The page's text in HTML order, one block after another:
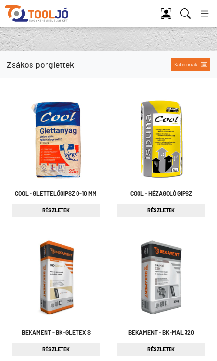
Tool Jó
Zsákos porglettek Kategóriák
COOL - GLETTELŐGIPSZ 0-10 MM
RÉSZLETEK
COOL - HÉZAGOLÓ GIPSZ
RÉSZLETEK
BEKAMENT - BK-GLETEX S
RÉSZLETEK
BEKAMENT - BK-MAL 320
RÉSZLETEK